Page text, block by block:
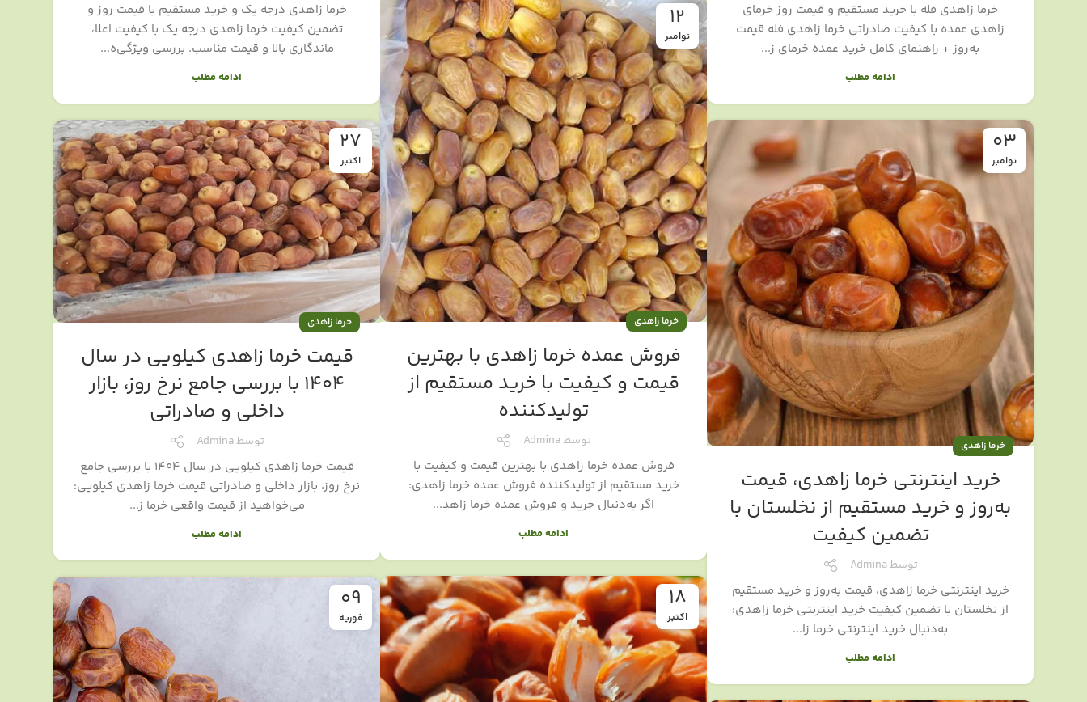
خرما زاهدی فله با خرید مستقیم و قیمت روز خرمای
زاهدی عمده با کیفیت صادراتی خرما زاهدی فله قیمت
به‌روز + راهنمای کامل خرید عمده خرمای ز...
ادامه مطلب
خرما زاهدی درجه یک و خرید مستقیم با قیمت روز و
تضمین کیفیت خرما زاهدی درجه یک با کیفیت اعلا،
ماندگاری بالا و قیمت مناسب. بررسی ویژگی‌ه...
ادامه مطلب
12
نوامبر
خرما زاهدی
فروش عمده خرما زاهدی با بهترین
قیمت و کیفیت با خرید مستقیم از
تولیدکننده
توسطAdmina
فروش عمده خرما زاهدی با بهترین قیمت و کیفیت با
خرید مستقیم از تولیدکننده فروش عمده خرما زاهدی:
اگر به‌دنبال خرید و فروش عمده خرما زاهد...
ادامه مطلب
03
نوامبر
خرما زاهدی
خرید اینترنتی خرما زاهدی، قیمت
به‌روز و خرید مستقیم از نخلستان با
تضمین کیفیت
توسطAdmina
خرید اینترنتی خرما زاهدی، قیمت به‌روز و خرید مستقیم
از نخلستان با تضمین کیفیت خرید اینترنتی خرما زاهدی:
به‌دنبال خرید اینترنتی خرما زا...
ادامه مطلب
27
اکتبر
خرما زاهدی
قیمت خرما زاهدی کیلویی در سال
1404 با بررسی جامع نرخ روز، بازار
داخلی و صادراتی
توسطAdmina
قیمت خرما زاهدی کیلویی در سال ۱۴۰۴ با بررسی جامع
نرخ روز، بازار داخلی و صادراتی قیمت خرما زاهدی کیلویی:
می‌خواهید از قیمت واقعی خرما ز...
ادامه مطلب
18
اکتبر
09
فوریه